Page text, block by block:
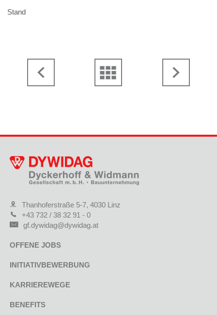
Stand
Thanhoferstraße 5-7, 4030 Linz
+43 732 / 38 32 91 - 0
gf.dywidag@dywidag.at
OFFENE JOBS
INITIATIVBEWERBUNG
KARRIEREWEGE
BENEFITS